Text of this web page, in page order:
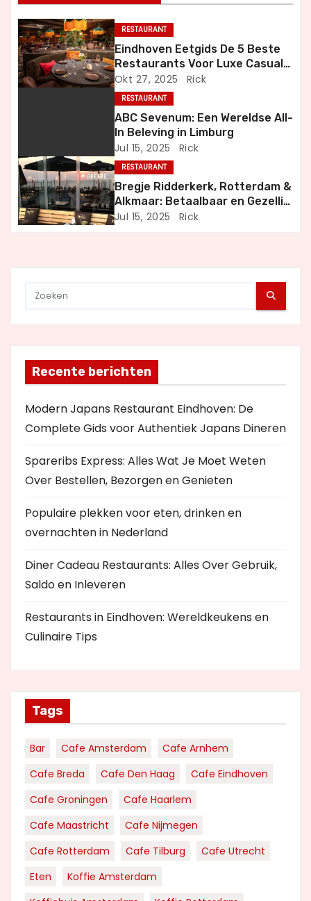
n
a
v
a
t
i
RESTAURANT
Eindhoven Eetgids De 5 Beste
Restaurants Voor Luxe Casual
en Bijzondere Momenten
Okt 27, 2025 Rick
RESTAURANT
ABC Sevenum: Een Wereldse All-
In Beleving in Limburg
Jul 15, 2025 Rick
RESTAURANT
Bregje Ridderkerk, Rotterdam &
Alkmaar: Betaalbaar en Gezellig
Uit Eten
Jul 15, 2025 Rick
Recente berichten
Modern Japans Restaurant Eindhoven: De
Complete Gids voor Authentiek Japans Dineren
Spareribs Express: Alles Wat Je Moet Weten
Over Bestellen, Bezorgen en Genieten
Populaire plekken voor eten, drinken en
overnachten in Nederland
Diner Cadeau Restaurants: Alles Over Gebruik,
Saldo en Inleveren
Restaurants in Eindhoven: Wereldkeukens en
Culinaire Tips
Tags
Bar Cafe Amsterdam
Cafe Arnhem
Cafe Breda
Cafe Den Haag
Cafe Eindhoven
Cafe Groningen
Cafe Haarlem
Cafe Maastricht
Cafe Nijmegen
Cafe Rotterdam
Cafe Tilburg
Cafe Utrecht
Eten
Koffie Amsterdam